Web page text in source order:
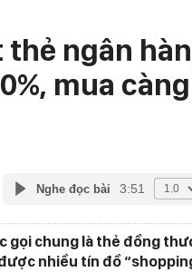
ngân
mua
Nghe đọc bài 3:51
gọi chung là thẻ đồng
nhiều tín đồ